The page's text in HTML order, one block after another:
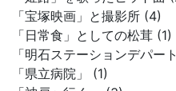
「宝塚映画」と撮影所 (4)
「日常食」としての松茸 (1)
「明石ステーションデパー
「県立病院」 (1)